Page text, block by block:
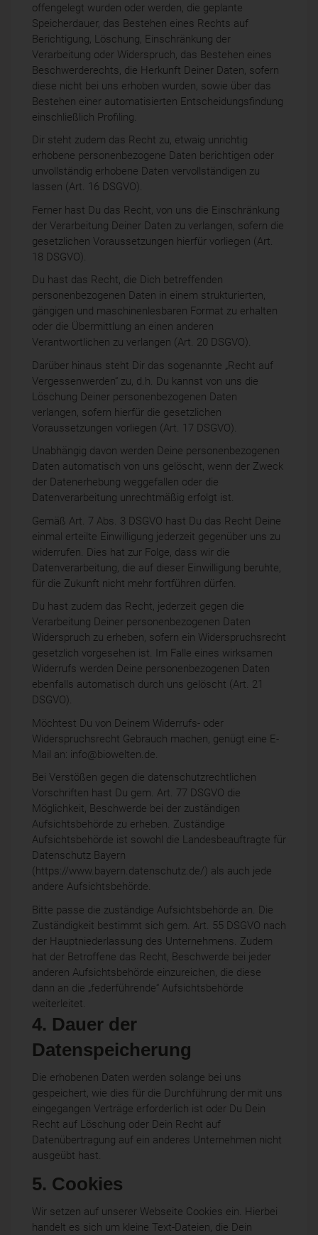
offengelegt wurden oder werden, die geplante
Speicherdauer, das Bestehen eines Rechts auf
Berichtigung, Löschung, Einschränkung der
Verarbeitung oder Widerspruch, das Bestehen eines
Beschwerderechts, die Herkunft Deiner Daten, sofern
diese nicht bei uns erhoben wurden, sowie über das
Bestehen einer automatisierten Entscheidungsfindung
einschließlich Profiling.
Dir steht zudem das Recht zu, etwaig unrichtig
erhobene personenbezogene Daten berichtigen oder
unvollständig erhobene Daten vervollständigen zu
lassen (Art. 16 DSGVO).
Ferner hast Du das Recht, von uns die Einschränkung
der Verarbeitung Deiner Daten zu verlangen, sofern die
gesetzlichen Voraussetzungen hierfür vorliegen (Art.
18 DSGVO).
Du hast das Recht, die Dich betreffenden
personenbezogenen Daten in einem strukturierten,
gängigen und maschinenlesbaren Format zu erhalten
oder die Übermittlung an einen anderen
Verantwortlichen zu verlangen (Art. 20 DSGVO).
Darüber hinaus steht Dir das sogenannte „Recht auf
Vergessenwerden“ zu, d.h. Du kannst von uns die
Löschung Deiner personenbezogenen Daten
verlangen, sofern hierfür die gesetzlichen
Voraussetzungen vorliegen (Art. 17 DSGVO).
Unabhängig davon werden Deine personenbezogenen
Daten automatisch von uns gelöscht, wenn der Zweck
der Datenerhebung weggefallen oder die
Datenverarbeitung unrechtmäßig erfolgt ist.
Gemäß Art. 7 Abs. 3 DSGVO hast Du das Recht Deine
einmal erteilte Einwilligung jederzeit gegenüber uns zu
widerrufen. Dies hat zur Folge, dass wir die
Datenverarbeitung, die auf dieser Einwilligung beruhte,
für die Zukunft nicht mehr fortführen dürfen.
Du hast zudem das Recht, jederzeit gegen die
Verarbeitung Deiner personenbezogenen Daten
Widerspruch zu erheben, sofern ein Widerspruchsrecht
gesetzlich vorgesehen ist. Im Falle eines wirksamen
Widerrufs werden Deine personenbezogenen Daten
ebenfalls automatisch durch uns gelöscht (Art. 21
DSGVO).
Möchtest Du von Deinem Widerrufs- oder
Widerspruchsrecht Gebrauch machen, genügt eine E-
Mail an: info@biowelten.de.
Bei Verstößen gegen die datenschutzrechtlichen
Vorschriften hast Du gem. Art. 77 DSGVO die
Möglichkeit, Beschwerde bei der zuständigen
Aufsichtsbehörde zu erheben. Zuständige
Aufsichtsbehörde ist sowohl die Landesbeauftragte für
Datenschutz Bayern
(https://www.bayern.datenschutz.de/) als auch jede
andere Aufsichtsbehörde.
Bitte passe die zuständige Aufsichtsbehörde an. Die
Zuständigkeit bestimmt sich gem. Art. 55 DSGVO nach
der Hauptniederlassung des Unternehmens. Zudem
hat der Betroffene das Recht, Beschwerde bei jeder
anderen Aufsichtsbehörde einzureichen, die diese
dann an die „federführende“ Aufsichtsbehörde
weiterleitet.
4. Dauer der
Datenspeicherung
Die erhobenen Daten werden solange bei uns
gespeichert, wie dies für die Durchführung der mit uns
eingegangen Verträge erforderlich ist oder Du Dein
Recht auf Löschung oder Dein Recht auf
Datenübertragung auf ein anderes Unternehmen nicht
ausgeübt hast.
5. Cookies
Wir setzen auf unserer Webseite Cookies ein. Hierbei
handelt es sich um kleine Text-Dateien, die Dein